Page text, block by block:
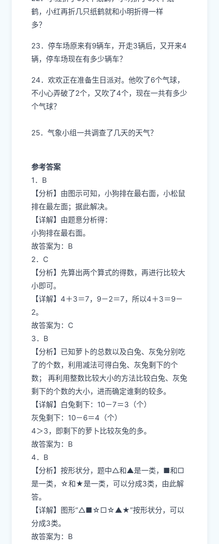
鹤，小红再折几只纸鹤就和小明折得一样
多？
23．停车场原来有9辆车，开走3辆后，又开来4
辆，停车场现在有多少辆车？
24．欢欢正在准备生日派对。他吹了6个气球，
不小心弄破了2个，又吹了4个，现在一共有多少
个气球？
25．气象小组一共调查了几天的天气？
参考答案
1．B
【分析】由图示可知，小狗排在最右面，小松鼠
排在最左面；据此解决。
【详解】由题意分析得：
小狗排在最右面。
故答案为：B
2．C
【分析】先算出两个算式的得数，再进行比较大
小即可。
【详解】4＋3＝7，9－2＝7，所以4＋3＝9－
2。
故答案为：C
3．B
【分析】已知萝卜的总数以及白兔、灰兔分别吃
了的个数，利用减法可得白兔、灰兔剩下的个
数； 再利用整数比较大小的方法比较白兔、灰兔
剩下的个数的大小，进而确定谁剩的较多。
【详解】白兔剩下：10－7＝3（个）
灰兔剩下：10－6＝4（个）
4＞3，即剩下的萝卜比较灰兔的多。
故答案为：B
4．B
【分析】按形状分，题中△和▲是一类，■和□
是一类，☆和★是一类，可以分成3类，由此解
答。
【详解】图形“△■☆□☆▲★”按形状分，可以
分成3类。
故答案为：B